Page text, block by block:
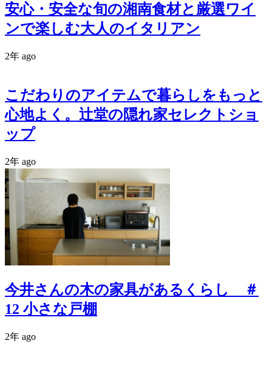
安心・安全な旬の湘南食材と厳選ワイ
ンで楽しむ大人のイタリアン
2年 ago
こだわりのアイテムで暮らしをもっと
心地よく。辻堂の隠れ家セレクトショ
ップ
2年 ago
今井さんの木の家具があるくらし ＃
12 小さな戸棚
2年 ago